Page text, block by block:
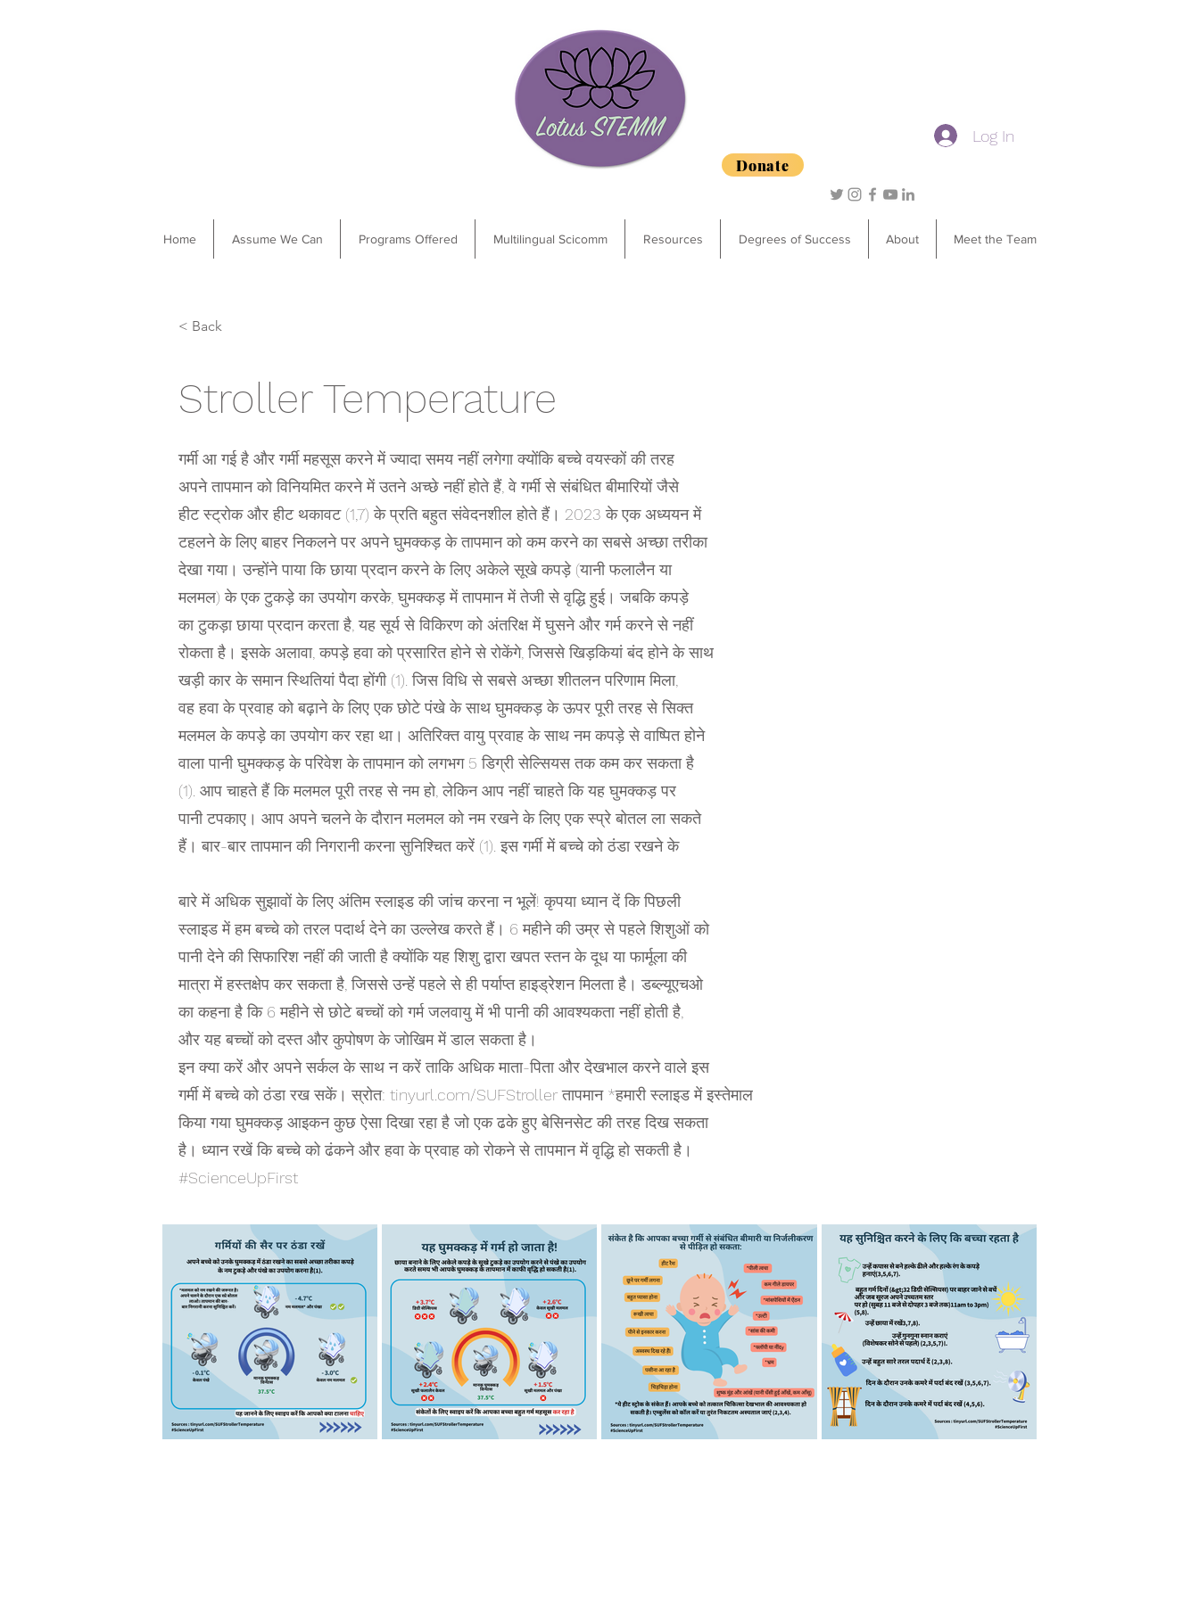
Log In
Donate
Home Assume We Can Programs Offered Multilingual Scicomm Resources Degrees of Success About Meet the Team
< Back
Stroller Temperature
गर्मी आ गई है और गर्मी महसूस करने में ज्यादा समय नहीं लगेगा क्योंकि बच्चे वयस्कों की तरह
अपने तापमान को विनियमित करने में उतने अच्छे नहीं होते हैं, वे गर्मी से संबंधित बीमारियों जैसे
हीट स्ट्रोक और हीट थकावट (1,7) के प्रति बहुत संवेदनशील होते हैं। 2023 के एक अध्ययन में
टहलने के लिए बाहर निकलने पर अपने घुमक्कड़ के तापमान को कम करने का सबसे अच्छा तरीका
देखा गया। उन्होंने पाया कि छाया प्रदान करने के लिए अकेले सूखे कपड़े (यानी फलालैन या
मलमल) के एक टुकड़े का उपयोग करके, घुमक्कड़ में तापमान में तेजी से वृद्धि हुई। जबकि कपड़े
का टुकड़ा छाया प्रदान करता है, यह सूर्य से विकिरण को अंतरिक्ष में घुसने और गर्म करने से नहीं
रोकता है। इसके अलावा, कपड़े हवा को प्रसारित होने से रोकेंगे, जिससे खिड़कियां बंद होने के साथ
खड़ी कार के समान स्थितियां पैदा होंगी (1). जिस विधि से सबसे अच्छा शीतलन परिणाम मिला,
वह हवा के प्रवाह को बढ़ाने के लिए एक छोटे पंखे के साथ घुमक्कड़ के ऊपर पूरी तरह से सिक्त
मलमल के कपड़े का उपयोग कर रहा था। अतिरिक्त वायु प्रवाह के साथ नम कपड़े से वाष्पित होने
वाला पानी घुमक्कड़ के परिवेश के तापमान को लगभग 5 डिग्री सेल्सियस तक कम कर सकता है
(1). आप चाहते हैं कि मलमल पूरी तरह से नम हो, लेकिन आप नहीं चाहते कि यह घुमक्कड़ पर
पानी टपकाए। आप अपने चलने के दौरान मलमल को नम रखने के लिए एक स्प्रे बोतल ला सकते
हैं। बार-बार तापमान की निगरानी करना सुनिश्चित करें (1). इस गर्मी में बच्चे को ठंडा रखने के
बारे में अधिक सुझावों के लिए अंतिम स्लाइड की जांच करना न भूलें! कृपया ध्यान दें कि पिछली
स्लाइड में हम बच्चे को तरल पदार्थ देने का उल्लेख करते हैं। 6 महीने की उम्र से पहले शिशुओं को
पानी देने की सिफारिश नहीं की जाती है क्योंकि यह शिशु द्वारा खपत स्तन के दूध या फार्मूला की
मात्रा में हस्तक्षेप कर सकता है, जिससे उन्हें पहले से ही पर्याप्त हाइड्रेशन मिलता है। डब्ल्यूएचओ
का कहना है कि 6 महीने से छोटे बच्चों को गर्म जलवायु में भी पानी की आवश्यकता नहीं होती है,
और यह बच्चों को दस्त और कुपोषण के जोखिम में डाल सकता है।
इन क्या करें और अपने सर्कल के साथ न करें ताकि अधिक माता-पिता और देखभाल करने वाले इस
गर्मी में बच्चे को ठंडा रख सकें। स्रोत: tinyurl.com/SUFStroller तापमान *हमारी स्लाइड में इस्तेमाल
किया गया घुमक्कड़ आइकन कुछ ऐसा दिखा रहा है जो एक ढके हुए बेसिनसेट की तरह दिख सकता
है। ध्यान रखें कि बच्चे को ढंकने और हवा के प्रवाह को रोकने से तापमान में वृद्धि हो सकती है।
#ScienceUpFirst